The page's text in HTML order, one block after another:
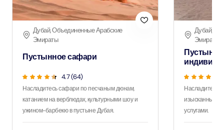
Дубай, Объединенные Арабские
Эмираты
Пустынное сафари
4.7 (64)
Насладитесь сафари по песчаным дюнам,
катанием на верблюдах, культурными шоу и
ужином-барбекю в пустыне Дубая.
Дубай,
Эмираты
Насладитесь
изысканным
услугами.